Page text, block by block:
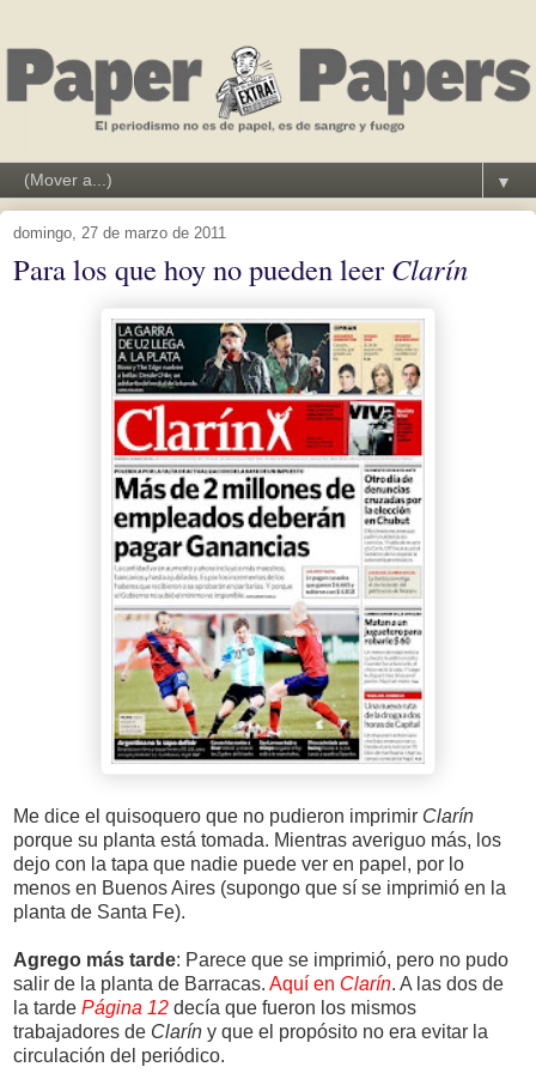
▼
domingo, 27 de marzo de 2011
Para los que hoy no pueden leer Clarín
Me dice el quisoquero que no pudieron imprimir Clarín
porque su planta está tomada. Mientras averiguo más, los
dejo con la tapa que nadie puede ver en papel, por lo
menos en Buenos Aires (supongo que sí se imprimió en la
planta de Santa Fe).
Agrego más tarde: Parece que se imprimió, pero no pudo
salir de la planta de Barracas. Aquí en Clarín. A las dos de
la tarde Página 12 decía que fueron los mismos
trabajadores de Clarín y que el propósito no era evitar la
circulación del periódico.